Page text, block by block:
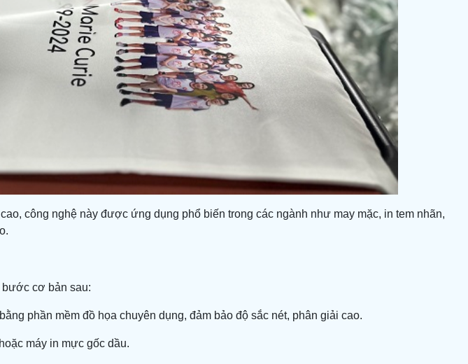
công nghệ này được ứng dụng phổ biến trong các ngành như may mặc, in tem nhãn,
bước cơ bản sau:
phần mềm đồ họa chuyên dụng, đảm bảo độ sắc nét, phân giải cao.
máy in mực gốc dầu.